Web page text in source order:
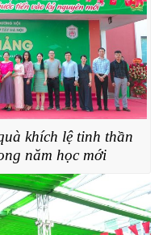
khích lệ tinh thần
năm học mới